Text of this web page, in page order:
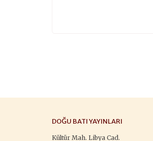
DOĞU BATI YAYINLARI
Kültür Mah. Libya Cad.